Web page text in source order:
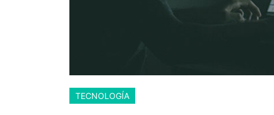
TECNOLOGÍA